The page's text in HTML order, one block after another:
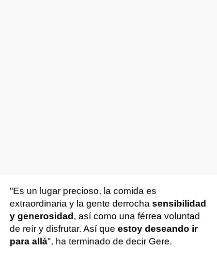
"Es un lugar precioso, la comida es
extraordinaria y la gente derrocha sensibilidad
y generosidad , así como una férrea voluntad
de reír y disfrutar. Así que estoy deseando ir
para allá", ha terminado de decir Gere.